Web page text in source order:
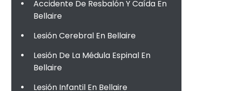
Accidente De Resbalón Y Caída En
Bellaire
Lesión Cerebral En Bellaire
Lesión De La Médula Espinal En
Bellaire
Lesión Infantil En Bellaire